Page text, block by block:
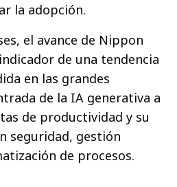
la adopción.
el avance de Nippon
de una tendencia
en las grandes
de la IA generativa a
de productividad y su
seguridad, gestión
de procesos.